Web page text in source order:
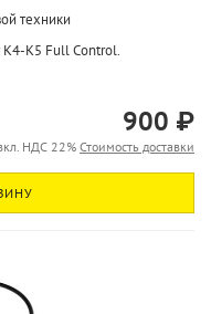
техники
K4-K5 Full Control.
900 ₽
НДС 22%Стоимость доставки